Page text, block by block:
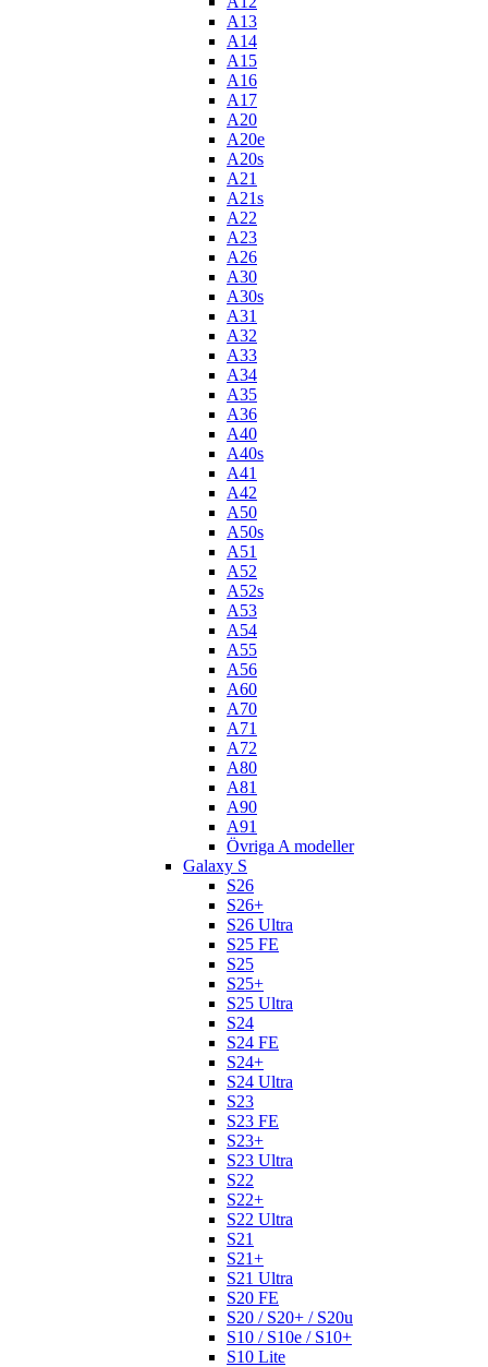
A13
A14
A15
A16
A17
A20
A20e
A20s
A21
A21s
A22
A23
A26
A30
A30s
A31
A32
A33
A34
A35
A36
A40
A40s
A41
A42
A50
A50s
A51
A52
A52s
A53
A54
A55
A56
A60
A70
A71
A72
A80
A81
A90
A91
Övriga A modeller
Galaxy S
S26
S26+
S26 Ultra
S25 FE
S25
S25+
S25 Ultra
S24
S24 FE
S24+
S24 Ultra
S23
S23 FE
S23+
S23 Ultra
S22
S22+
S22 Ultra
S21
S21+
S21 Ultra
S20 FE
S20 / S20+ / S20u
S10 / S10e / S10+
S10 Lite